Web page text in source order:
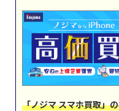
「ノジマ スマホ買取」